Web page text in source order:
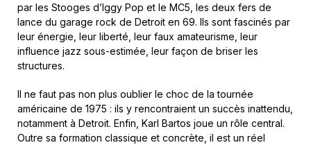
par les Stooges d’Iggy Pop et le MC5, les deux fers de
lance du garage rock de Detroit en 69. Ils sont fascinés par
leur énergie, leur liberté, leur faux amateurisme, leur
influence jazz sous-estimée, leur façon de briser les
structures.
Il ne faut pas non plus oublier le choc de la tournée
américaine de 1975 : ils y rencontraient un succès inattendu,
notamment à Detroit. Enfin, Karl Bartos joue un rôle central.
Outre sa formation classique et concrète, il est un réel